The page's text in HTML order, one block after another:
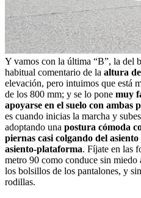
Y vamos con la última “B”, la del
habitual comentario de la altura
elevación, pero intuimos que está
de los 800 mm; y se lo pone muy
apoyarse en el suelo con ambas
es cuando inicias la marcha y
adoptando una postura cómoda
piernas casi colgando del
asiento-plataforma. Fíjate en las
metro 90 como conduce sin miedo
los bolsillos de los pantalones, y
rodillas.